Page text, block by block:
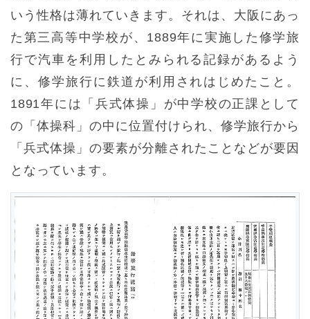
いう性格は薄れていきます。それは、大阪にあっ
た第三高等中学校が、1889年に実施した修学旅
行で汽車を利用したとみられる記録があるよう
に、修学旅行に鉄道が利用されはじめたこと。
1891年には「兵式体操」が中学校の正課として
の「体操科」の中に位置付けられ、修学旅行から
「兵式体操」の要素が分離されたことなどが要因
となっています。